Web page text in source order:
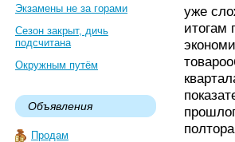
Экзамены не за горами
Сезон закрыт, дичь
подсчитана
Окружным путём
Объявления
Продам
уже
итогам